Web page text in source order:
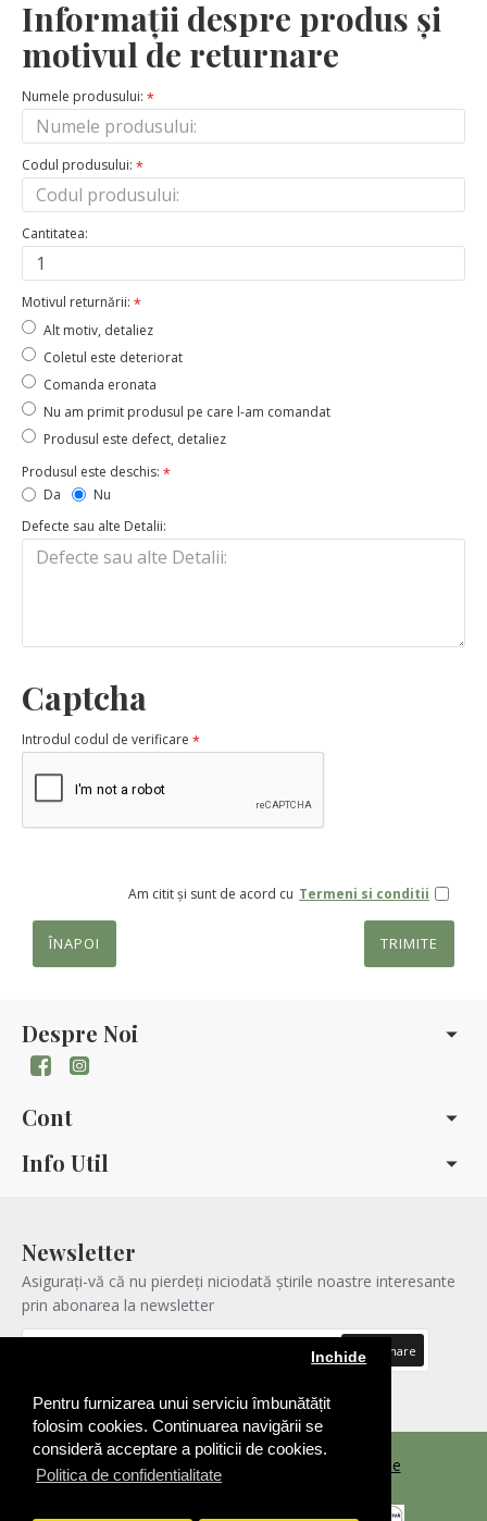
Pentru furnizarea unui serviciu îmbunătățit
folosim cookies. Continuarea navigării se
consideră acceptare a politicii de cookies.
Politica de confidentialitate
Inchide
Informaţii despre produs și
motivul de returnare
Numele produsului:
Codul produsului:
Cantitatea:
Motivul returnării:
Alt motiv, detaliez
Coletul este deteriorat
Comanda eronata
Nu am primit produsul pe care l-am comandat
Produsul este defect, detaliez
Produsul este deschis:
Da
Nu
Defecte sau alte Detalii:
Captcha
Introdul codul de verificare
ÎNAPOI
Am citit și sunt de acord cu Termeni si conditii
TRIMITE
Despre Noi
Cont
Info Util
Newsletter
Asigurați-vă că nu pierdeți niciodată știrile noastre interesante
prin abonarea la newsletter
Abonare
Am citit şi sunt de acord cu Politica de confidentialitatea
Copyright © 2021 | Realizare Magazin Online